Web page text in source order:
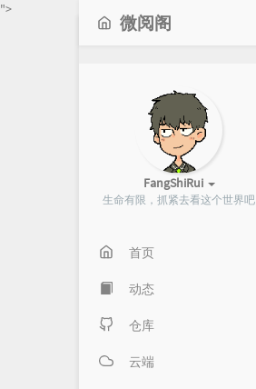
">
微阅阁
FangShiRui
生命有限，抓紧去看这个世界吧
首页
动态
仓库
云端